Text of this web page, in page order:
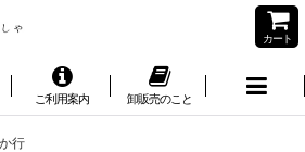
カート
ご利用案内 卸販売のこと
行